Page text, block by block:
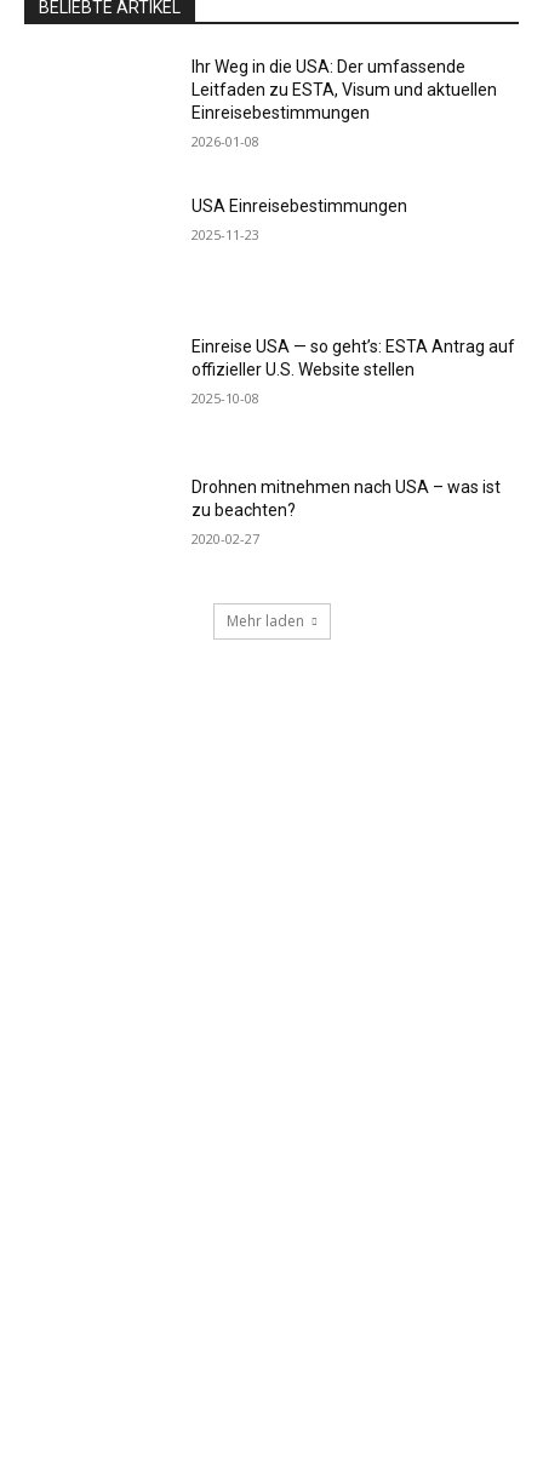
BELIEBTE ARTIKEL
Ihr Weg in die USA: Der umfassende
Leitfaden zu ESTA, Visum und aktuellen
Einreisebestimmungen
2026-01-08
USA Einreisebestimmungen
2025-11-23
Einreise USA — so geht’s: ESTA Antrag auf
offizieller U.S. Website stellen
2025-10-08
Drohnen mitnehmen nach USA – was ist
zu beachten?
2020-02-27
Mehr laden